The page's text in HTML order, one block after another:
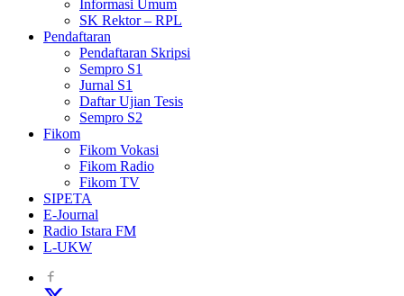
Informasi Umum
SK Rektor – RPL
Pendaftaran
Pendaftaran Skripsi
Sempro S1
Jurnal S1
Daftar Ujian Tesis
Sempro S2
Fikom
Fikom Vokasi
Fikom Radio
Fikom TV
SIPETA
E-Journal
Radio Istara FM
L-UKW